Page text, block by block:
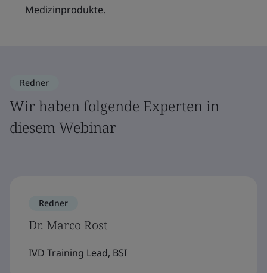
Medizinprodukte.
Redner
Wir haben folgende Experten in
diesem Webinar
Redner
Dr. Marco Rost
IVD Training Lead, BSI